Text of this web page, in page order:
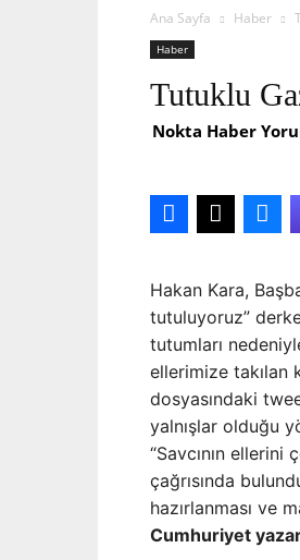
Ana Sayfa Haber
Haber
Tutuklu
Nokta Haber
Hakan Kara,
tutuluyoruz”
tutumları
ellerimize takılan
dosyasındaki
yalnışlar olduğu
“Savcının ellerini
çağrısında
hazırlanması ve
Cumhuriyet